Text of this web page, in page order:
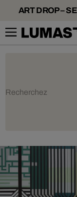
ART DROP –